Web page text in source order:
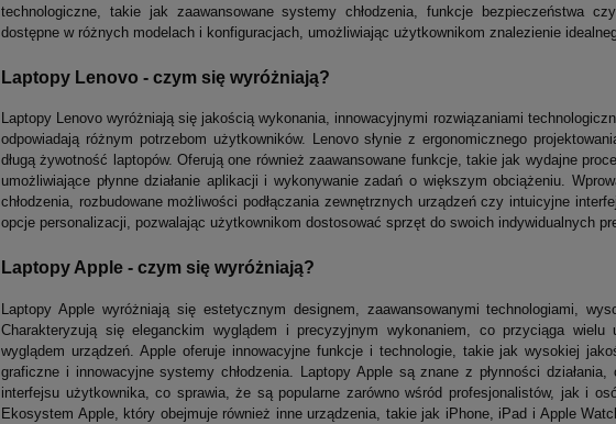
technologiczne, takie jak zaawansowane systemy chłodzenia, funkcje bezpieczeństwa
dostępne w różnych modelach i konfiguracjach, umożliwiając użytkownikom znalezienie
Laptopy Lenovo - czym się wyróżniają?
Laptopy Lenovo wyróżniają się jakością wykonania, innowacyjnymi rozwiązaniami
odpowiadają różnym potrzebom użytkowników. Lenovo słynie z ergonomicznego
długą żywotność laptopów. Oferują one również zaawansowane funkcje, takie jak wydajne
umożliwiające płynne działanie aplikacji i wykonywanie zadań o większym obciążeniu.
chłodzenia, rozbudowane możliwości podłączania zewnętrznych urządzeń czy intuicyjne
opcje personalizacji, pozwalając użytkownikom dostosować sprzęt do swoich indywidualnych
Laptopy Apple - czym się wyróżniają?
Laptopy Apple wyróżniają się estetycznym designem, zaawansowanymi technologiami,
Charakteryzują się eleganckim wyglądem i precyzyjnym wykonaniem, co przyciąga
wyglądem urządzeń. Apple oferuje innowacyjne funkcje i technologie, takie jak wysokiej
graficzne i innowacyjne systemy chłodzenia. Laptopy Apple są znane z płynności
interfejsu użytkownika, co sprawia, że są popularne zarówno wśród profesjonalistów, jak i
Ekosystem Apple, który obejmuje również inne urządzenia, takie jak iPhone, iPad i Apple